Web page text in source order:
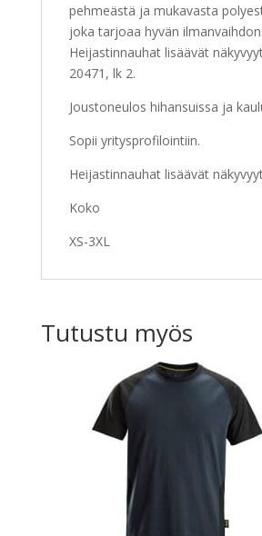
pehmeästä ja mukavasta
joka tarjoaa hyvän ilmanvaihdon.
Heijastinnauhat lisäävät
20471, lk 2.
Joustoneulos hihansuissa ja
Sopii yritysprofilointiin.
Heijastinnauhat lisäävät
Koko
XS-3XL
Tutustu myös